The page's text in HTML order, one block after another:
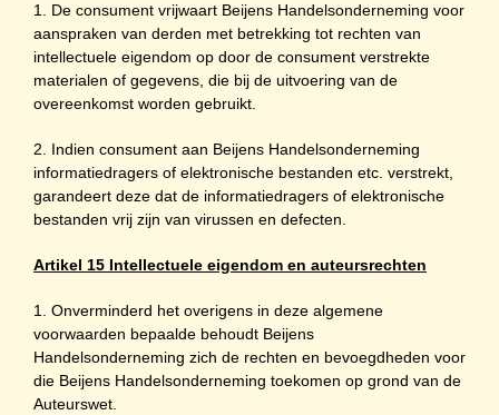
1. De consument vrijwaart Beijens Handelsonderneming voor
aanspraken van derden met betrekking tot rechten van
intellectuele eigendom op door de consument verstrekte
materialen of gegevens, die bij de uitvoering van de
overeenkomst worden gebruikt.
2. Indien consument aan Beijens Handelsonderneming
informatiedragers of elektronische bestanden etc. verstrekt,
garandeert deze dat de informatiedragers of elektronische
bestanden vrij zijn van virussen en defecten.
Artikel 15 Intellectuele eigendom en auteursrechten
1. Onverminderd het overigens in deze algemene
voorwaarden bepaalde behoudt Beijens
Handelsonderneming zich de rechten en bevoegdheden voor
die Beijens Handelsonderneming toekomen op grond van de
Auteurswet.